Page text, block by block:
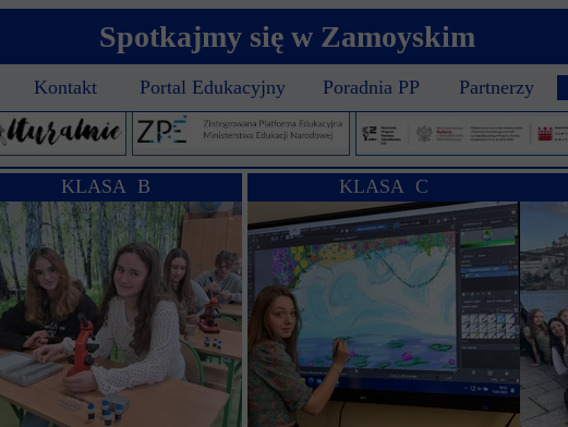
KLASA C
KLASA B
Partnerzy
Poradnia PP
Portal Edukacyjny
Kontakt
Spotkajmy się w Zamoyskim